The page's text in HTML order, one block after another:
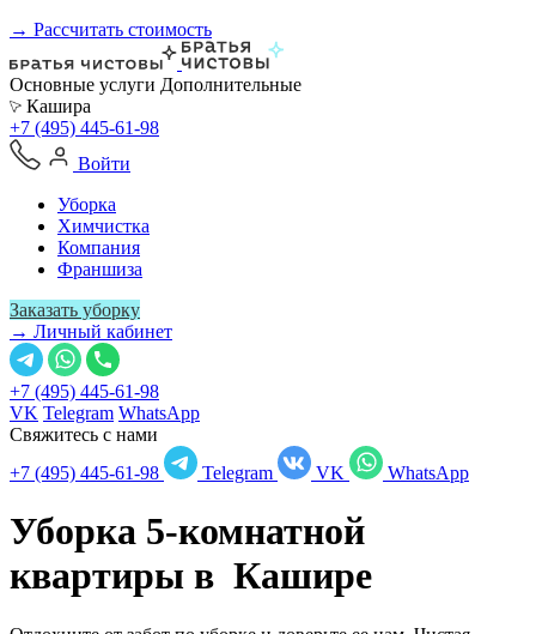
→ Рассчитать стоимость
Основные услуги Дополнительные
Кашира
+7 (495) 445-61-98
Войти
Уборка
Химчистка
Компания
Франшиза
Заказать уборку
→ Личный кабинет
+7 (495) 445-61-98
VK Telegram WhatsApp
Свяжитесь с нами
+7 (495) 445-61-98
Telegram VK WhatsApp
Уборка 5-комнатной
квартиры в Кашире